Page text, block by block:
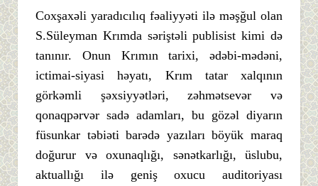
Coxşaxəli yaradıcılıq fəaliyyəti ilə məşğul olan
S.Süleyman Krımda səriştəli publisist kimi də
tanınır. Onun Krımın tarixi, ədəbi-mədəni,
ictimai-siyasi həyatı, Krım tatar xalqının
görkəmli şəxsiyyətləri, zəhmətsevər və
qonaqpərvər sadə adamları, bu gözəl diyarın
füsunkar təbiəti barədə yazıları böyük maraq
doğurur və oxunaqlığı, sənətkarlığı, üslubu,
aktuallığı ilə geniş oxucu auditoriyası